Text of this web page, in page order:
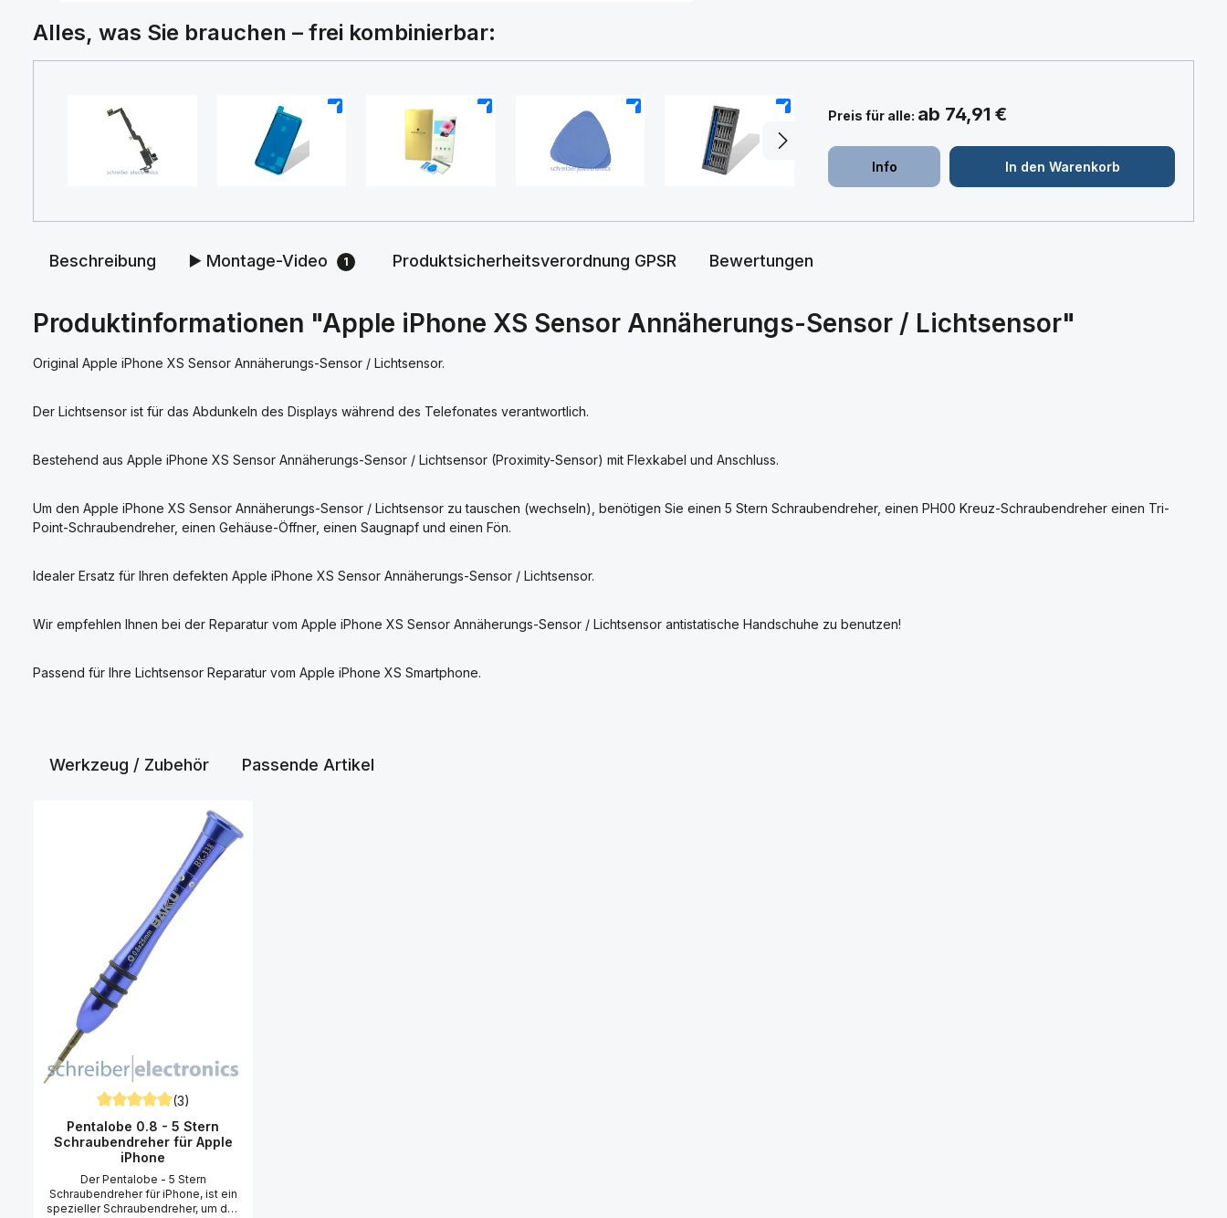
Alles, was Sie brauchen – frei kombinierbar:
Preis für alle: ab 74,91 €
Info In den Warenkorb
Beschreibung ▶️ Montage-Video 1 Produktsicherheitsverordnung GPSR Bewertungen
Produktinformationen "Apple iPhone XS Sensor Annäherungs-Sensor / Lichtsensor"
Original Apple iPhone XS Sensor Annäherungs-Sensor / Lichtsensor.
Der Lichtsensor ist für das Abdunkeln des Displays während des Telefonates verantwortlich.
Bestehend aus Apple iPhone XS Sensor Annäherungs-Sensor / Lichtsensor (Proximity-Sensor) mit Flexkabel und Anschluss.
Um den Apple iPhone XS Sensor Annäherungs-Sensor / Lichtsensor zu tauschen (wechseln), benötigen Sie einen 5 Stern Schraubendreher, einen PH00 Kreuz-Schraubendreher einen Tri-
Point-Schraubendreher, einen Gehäuse-Öffner, einen Saugnapf und einen Fön.
Idealer Ersatz für Ihren defekten Apple iPhone XS Sensor Annäherungs-Sensor / Lichtsensor.
Wir empfehlen Ihnen bei der Reparatur vom Apple iPhone XS Sensor Annäherungs-Sensor / Lichtsensor antistatische Handschuhe zu benutzen!
Passend für Ihre Lichtsensor Reparatur vom Apple iPhone XS Smartphone.
Werkzeug / Zubehör Passende Artikel
Durchschnittliche Bewertung von 5 von 5 Sternen
(3)
Pentalobe 0.8 - 5 Stern
Schraubendreher für Apple
iPhone
Der Pentalobe - 5 Stern
Schraubendreher für iPhone, ist ein
spezieller Schraubendreher, um das